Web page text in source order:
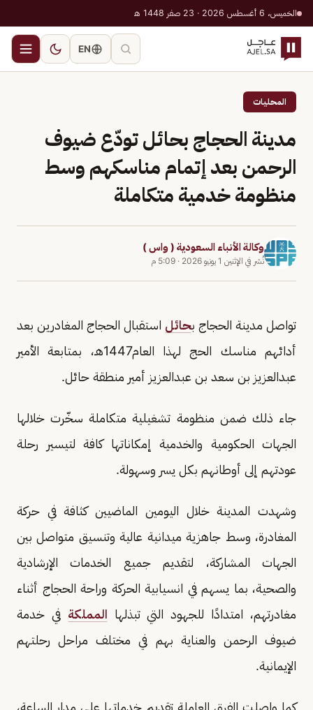
الخميس، 6 أغسطس 2026 · 23 صفر 1448 هـ
EN
المحليات
مدينة الحجاج بحائل تودّع ضيوف
الرحمن بعد إتمام مناسكهم وسط
منظومة خدمية متكاملة
وكالة الأنباء السعودية ( واس )
نُشر في الإثنين 1 يونيو 2026 · 5:09 م
تواصل مدينة الحجاج بحائل استقبال الحجاج المغادرين بعد
أدائهم مناسك الحج لهذا العام1447هـ، بمتابعة الأمير
عبدالعزيز بن سعد بن عبدالعزيز أمير منطقة حائل.
جاء ذلك ضمن منظومة تشغيلية متكاملة سخّرت خلالها
الجهات الحكومية والخدمية إمكاناتها كافة لتيسير رحلة
عودتهم إلى أوطانهم بكل يسر وسهولة.
وشهدت المدينة خلال اليومين الماضيين كثافة في حركة
المغادرة، وسط جاهزية ميدانية عالية وتنسيق متواصل بين
الجهات المشاركة، لتقديم جميع الخدمات الإرشادية
والصحية، بما يسهم في انسيابية الحركة وراحة الحجاج أثناء
مغادرتهم، امتدادًا للجهود التي تبذلها المملكة في خدمة
ضيوف الرحمن والعناية بهم في مختلف مراحل رحلتهم
الإيمانية.
كما واصلت الفرق العاملة تقديم خدماتها على مدار الساعة،